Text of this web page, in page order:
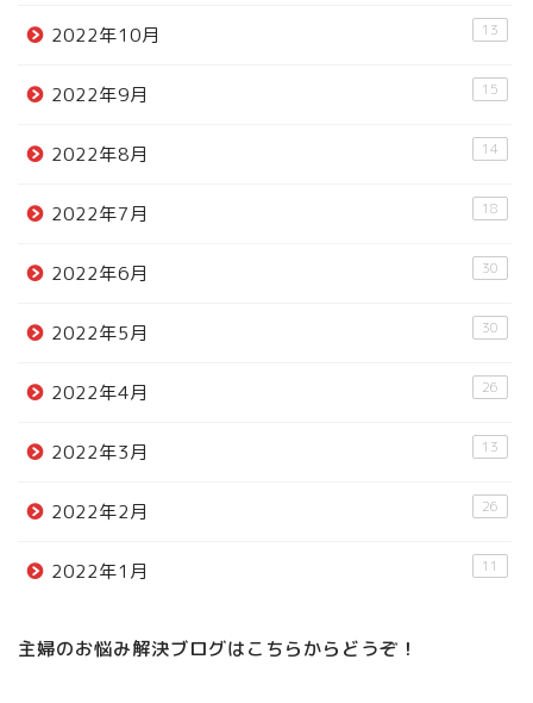
2022年10月 13
2022年9月 15
2022年8月 14
2022年7月 18
2022年6月 30
2022年5月 30
2022年4月 26
2022年3月 13
2022年2月 26
2022年1月 11
主婦のお悩み解決ブログはこちらからどうぞ！